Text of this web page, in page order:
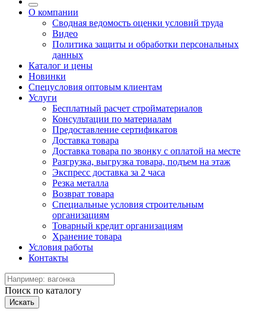
О компании
Сводная ведомость оценки условий труда
Видео
Политика защиты и обработки персональных
данных
Каталог и цены
Новинки
Спецусловия оптовым клиентам
Услуги
Бесплатный расчет стройматериалов
Консультации по материалам
Предоставление сертификатов
Доставка товара
Доставка товара по звонку с оплатой на месте
Разгрузка, выгрузка товара, подъем на этаж
Экспресс доставка за 2 часа
Резка металла
Возврат товара
Специальные условия строительным
организациям
Товарный кредит организациям
Хранение товара
Условия работы
Контакты
Поиск по каталогу
Искать